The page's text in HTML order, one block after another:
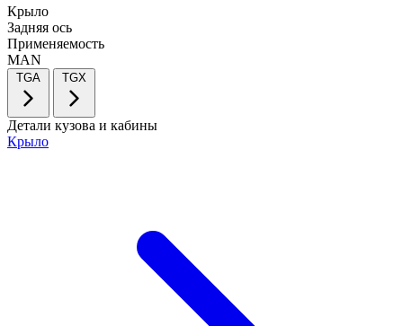
Крыло
Задняя ось
Применяемость
MAN
Детали кузова и кабины
Крыло